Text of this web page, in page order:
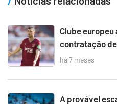
Clube europeu
contratação
há 7 meses
A provável